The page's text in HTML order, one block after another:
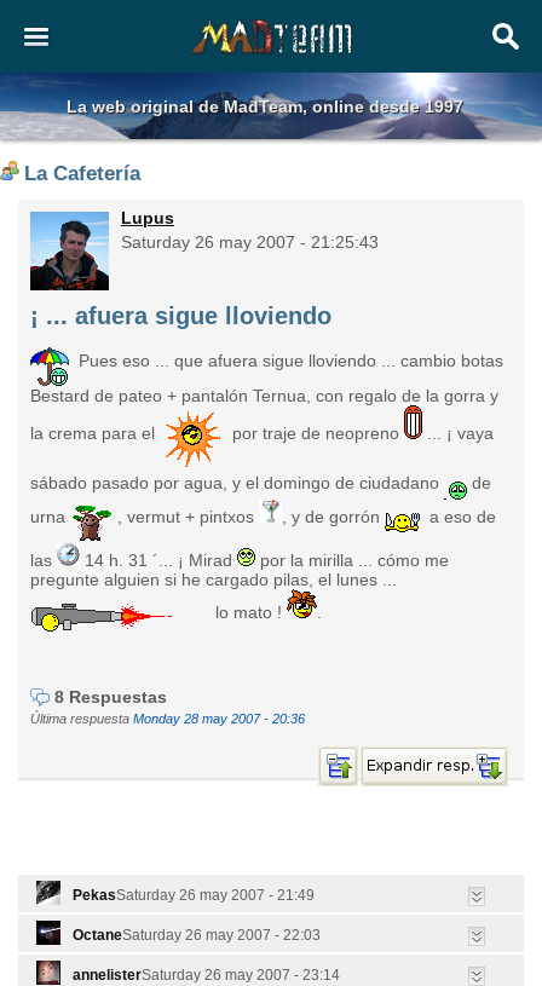
La web original de MadTeam, online desde 1997
La Cafetería
Lupus
Saturday 26 may 2007 - 21:25:43
¡ ... afuera sigue lloviendo
Pues eso ... que afuera sigue lloviendo ... cambio botas
Bestard de pateo + pantalón Ternua, con regalo de la gorra y
la crema para el
por traje de neopreno ... ¡ vaya
sábado pasado por agua, y el domingo de ciudadano
de
urna
, vermut + pintxos , y de gorrón a eso de
las 14 h. 31 ´... ¡ Mirad
por la mirilla ... cómo me
pregunte alguien si he cargado pilas, el lunes ...
lo mato !
8 Respuestas
Última respuesta Monday 28 may 2007 - 20:36
PekasSaturday 26 may 2007 - 21:49
OctaneSaturday 26 may 2007 - 22:03
annelisterSaturday 26 may 2007 - 23:14